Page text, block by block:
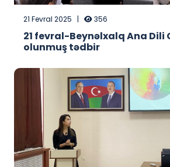
21 Fevral 2025 | 356
21 fevral-Beynəlxalq Ana Dili
olunmuş tədbir